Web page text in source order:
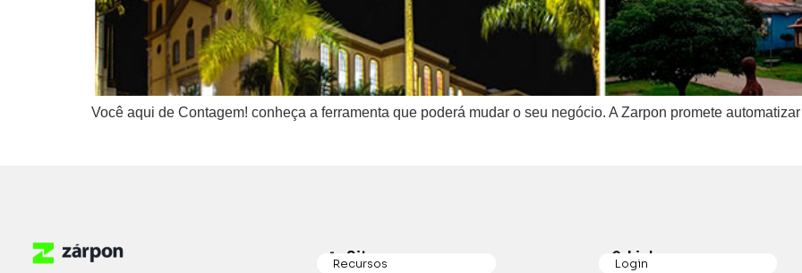
Você aqui de Contagem! conheça a ferramenta que poderá mudar o seu negócio. A Zarpon promete
Sitemap
Recursos Links
Login